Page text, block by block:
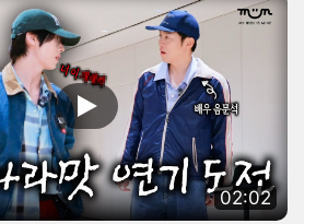
02:02